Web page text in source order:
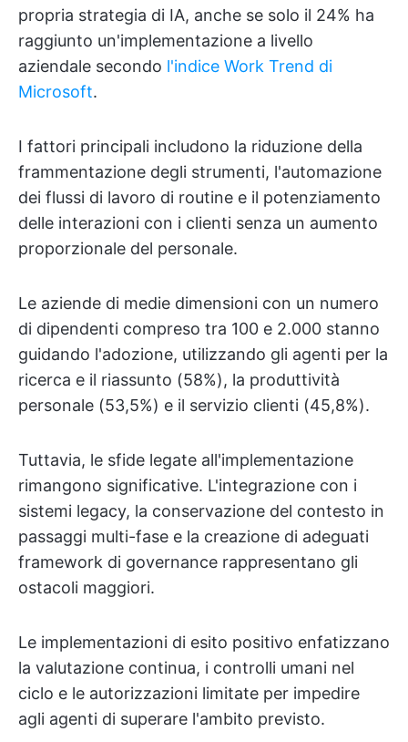
propria strategia di IA, anche se solo il 24% ha
raggiunto un'implementazione a livello
aziendale secondo l'indice Work Trend di
Microsoft.
I fattori principali includono la riduzione della
frammentazione degli strumenti, l'automazione
dei flussi di lavoro di routine e il potenziamento
delle interazioni con i clienti senza un aumento
proporzionale del personale.
Le aziende di medie dimensioni con un numero
di dipendenti compreso tra 100 e 2.000 stanno
guidando l'adozione, utilizzando gli agenti per la
ricerca e il riassunto (58%), la produttività
personale (53,5%) e il servizio clienti (45,8%).
Tuttavia, le sfide legate all'implementazione
rimangono significative. L'integrazione con i
sistemi legacy, la conservazione del contesto in
passaggi multi-fase e la creazione di adeguati
framework di governance rappresentano gli
ostacoli maggiori.
Le implementazioni di esito positivo enfatizzano
la valutazione continua, i controlli umani nel
ciclo e le autorizzazioni limitate per impedire
agli agenti di superare l'ambito previsto.